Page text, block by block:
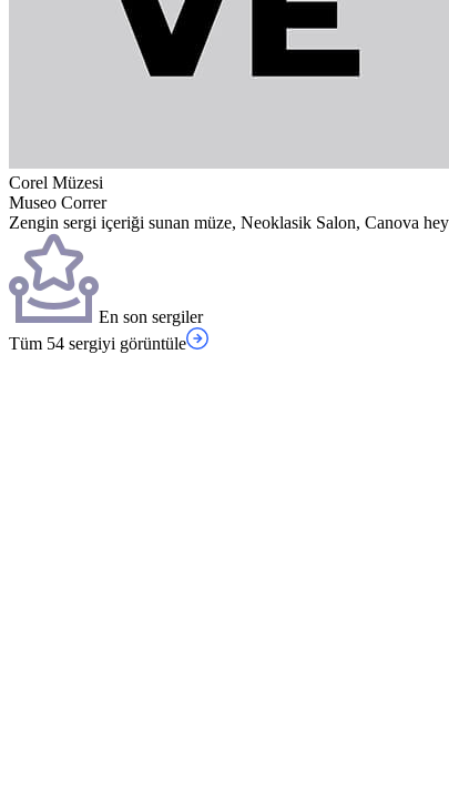
Corel Müzesi
Museo Correr
Zengin sergi içeriği sunan müze, Neoklasik Salon, Canova
En son sergiler
Tüm 54 sergiyi görüntüle